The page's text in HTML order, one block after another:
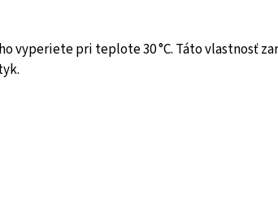
vyperiete pri teplote 30 °C. Táto vlastnosť